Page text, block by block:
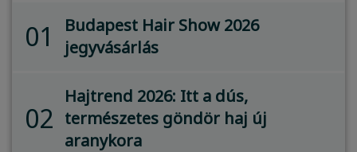
01
Budapest Hair Show 2026
jegyvásárlás
02
Hajtrend 2026: Itt a dús,
természetes göndör haj új
aranykora